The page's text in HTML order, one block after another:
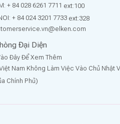
+ 84 028 6261 7711 ext:100
+ 84 024 3201 7733 ext:328
Đại Diện
Đây Để Xem Thêm
Nam Không Làm Việc Vào Chủ Nhật
Chính Phủ)